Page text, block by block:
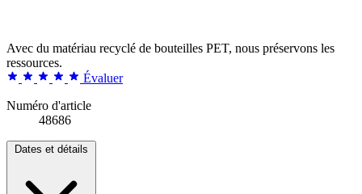
Avec du matériau recyclé de bouteilles PET, nous préservons les
ressources.
Évaluer
Numéro d'article
48686
Dates et détails